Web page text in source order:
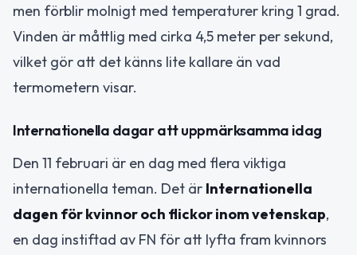
men förblir molnigt med temperaturer kring 1 grad.
Vinden är måttlig med cirka 4,5 meter per sekund,
vilket gör att det känns lite kallare än vad
termometern visar.
Internationella dagar att uppmärksamma idag
Den 11 februari är en dag med flera viktiga
internationella teman. Det är Internationella
dagen för kvinnor och flickor inom vetenskap,
en dag instiftad av FN för att lyfta fram kvinnors